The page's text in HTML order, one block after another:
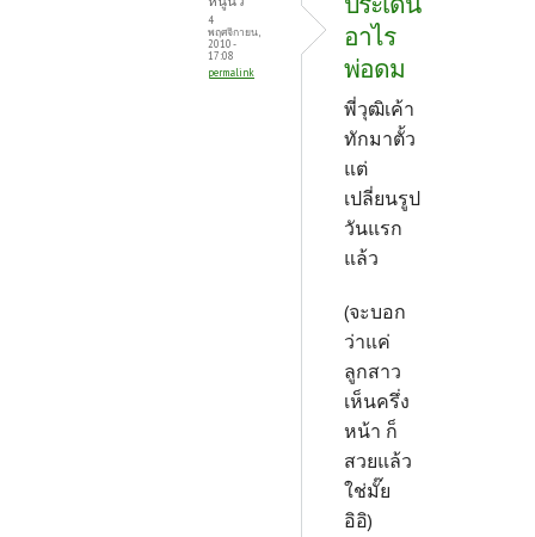
4
พฤศจิกายน,
2010 -
17:08
permalink
อาไร
พ่อดม
พี่วุฒิเค้า
ทักมาตั้ว
แต่
เปลี่ยนรูป
วันแรก
แล้ว
(จะบอก
ว่าแค่
ลูกสาว
เห็นครึ่ง
หน้า ก็
สวยแล้ว
ใช่มั๊ย
อิอิ)